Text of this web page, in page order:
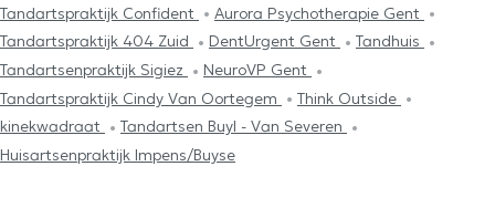
Tandartspraktijk Confident
Aurora Psychotherapie Gent
Tandartspraktijk 404 Zuid
DentUrgent Gent
Tandhuis
Tandartsenpraktijk Sigiez
NeuroVP Gent
Tandartspraktijk Cindy Van Oortegem
Think Outside
kinekwadraat
Tandartsen Buyl - Van Severen
Huisartsenpraktijk Impens/Buyse